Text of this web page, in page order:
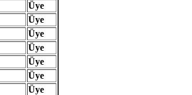
Üye
Üye
Üye
Üye
Üye
Üye
Üye